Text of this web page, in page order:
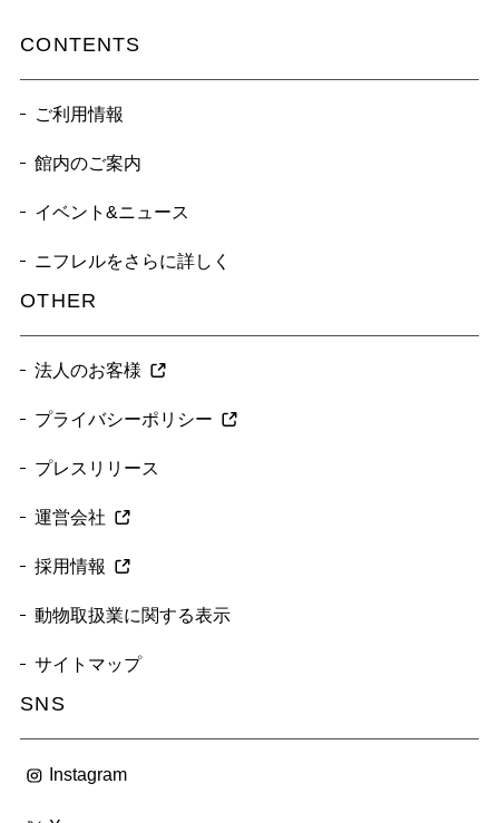
CONTENTS
ご利用情報
館内のご案内
イベント&ニュース
ニフレルをさらに詳しく
OTHER
法人のお客様
プライバシーポリシー
プレスリリース
運営会社
採用情報
動物取扱業に関する表示
サイトマップ
SNS
Instagram